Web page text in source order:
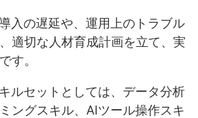
入の遅延や、運用上のトラブル
適切な人材育成計画を立て、実
す。
ルセットとしては、データ分析
ングスキル、AIツール操作スキ